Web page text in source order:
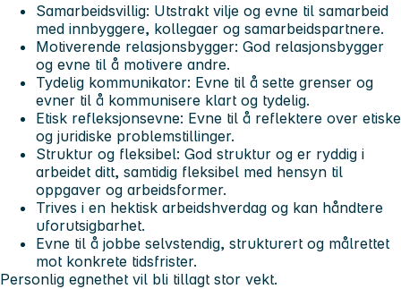
Samarbeidsvillig: Utstrakt vilje og evne til samarbeid
med innbyggere, kollegaer og samarbeidspartnere.
Motiverende relasjonsbygger: God relasjonsbygger
og evne til å motivere andre.
Tydelig kommunikator: Evne til å sette grenser og
evner til å kommunisere klart og tydelig.
Etisk refleksjonsevne: Evne til å reflektere over etiske
og juridiske problemstillinger.
Struktur og fleksibel: God struktur og er ryddig i
arbeidet ditt, samtidig fleksibel med hensyn til
oppgaver og arbeidsformer.
Trives i en hektisk arbeidshverdag og kan håndtere
uforutsigbarhet.
Evne til å jobbe selvstendig, strukturert og målrettet
mot konkrete tidsfrister.
Personlig egnethet vil bli tillagt stor vekt.